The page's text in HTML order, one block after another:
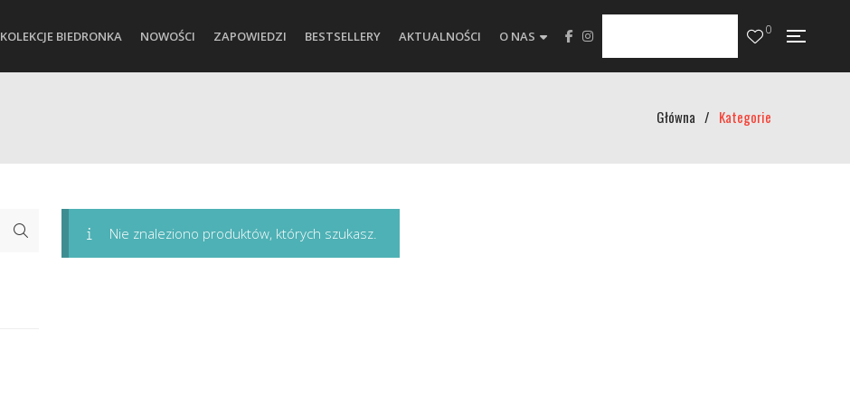
KOLEKCJE BIEDRONKA NOWOŚCI ZAPOWIEDZI BESTSELLERY AKTUALNOŚCI O NAS 0
Główna / Kategorie
Nie znaleziono produktów, których szukasz.